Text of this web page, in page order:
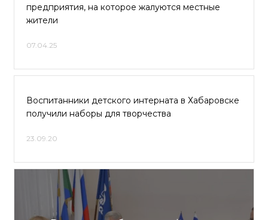
предприятия, на которое жалуются местные
жители
07.04.25
Воспитанники детского интерната в Хабаровске
получили наборы для творчества
23.09.20